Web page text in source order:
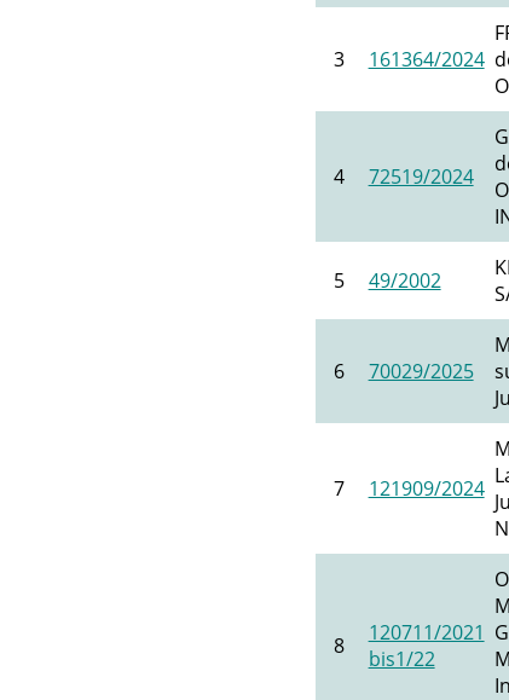
3 161364/2024
4 72519/2024
5 49/2002
6 70029/2025
7 121909/2024
8
120711/2021
bis1/22